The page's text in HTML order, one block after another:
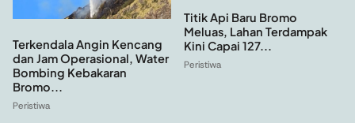
Terkendala Angin Kencang
dan Jam Operasional, Water
Bombing Kebakaran
Bromo...
Peristiwa
Titik Api Baru Bromo
Meluas, Lahan Terdampak
Kini Capai 127...
Peristiwa